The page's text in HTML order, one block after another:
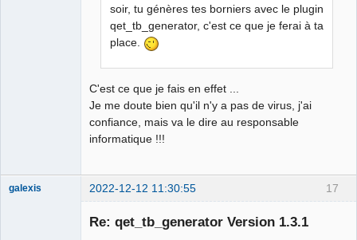
soir, tu génères tes borniers avec le plugin
qet_tb_generator, c'est ce que je ferai à ta
place.
C'est ce que je fais en effet ...
Je me doute bien qu'il n'y a pas de virus, j'ai
confiance, mais va le dire au responsable
informatique !!!
17
galexis 2022-12-12 11:30:55
Re: qet_tb_generator Version 1.3.1